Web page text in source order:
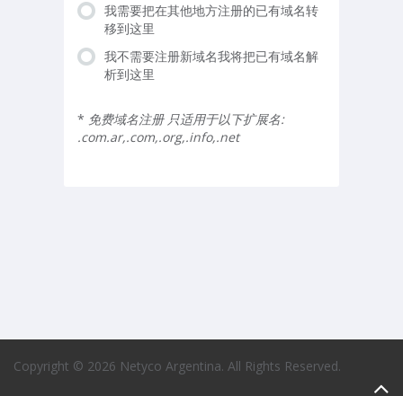
我需要把在其他地方注册的已有域名转
移到这里
我不需要注册新域名我将把已有域名解
析到这里
* 免费域名注册 只适用于以下扩展名:
.com.ar,.com,.org,.info,.net
Copyright © 2026 Netyco Argentina. All Rights Reserved.